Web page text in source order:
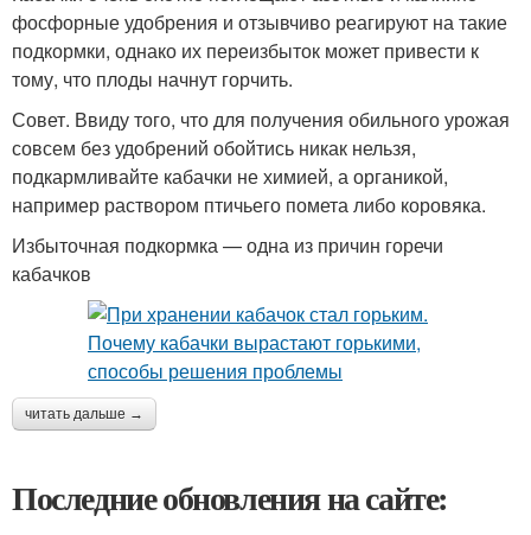
фосфорные удобрения и отзывчиво реагируют на такие
подкормки, однако их переизбыток может привести к
тому, что плоды начнут горчить.
Совет. Ввиду того, что для получения обильного урожая
совсем без удобрений обойтись никак нельзя,
подкармливайте кабачки не химией, а органикой,
например раствором птичьего помета либо коровяка.
Избыточная подкормка — одна из причин горечи
кабачков
читать дальше →
Последние обновления на сайте: